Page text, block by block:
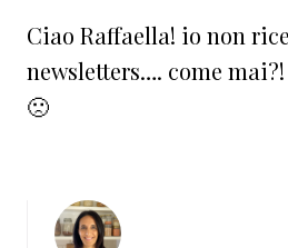
Ciao Raffaella! io non
newsletters…. come mai?!
🙁